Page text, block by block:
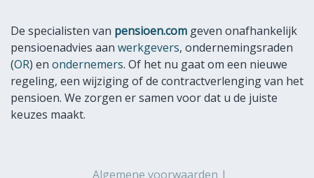
De specialisten van pensioen.com geven onafhankelijk
pensioenadvies aan werkgevers, ondernemingsraden
(OR) en ondernemers. Of het nu gaat om een nieuwe
regeling, een wijziging of de contractverlenging van het
pensioen. We zorgen er samen voor dat u de juiste
keuzes maakt.
Algemene voorwaarden